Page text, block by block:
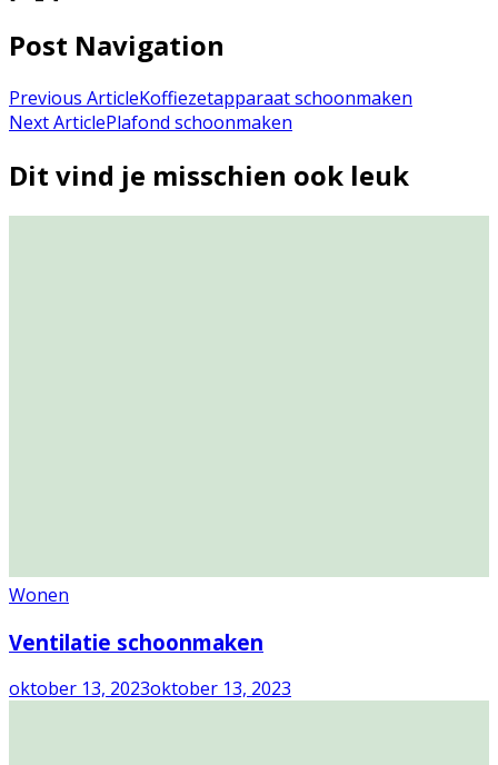
Post Navigation
Previous ArticleKoffiezetapparaat schoonmaken
Next ArticlePlafond schoonmaken
Dit vind je misschien ook leuk
Wonen
Ventilatie schoonmaken
oktober 13, 2023oktober 13, 2023